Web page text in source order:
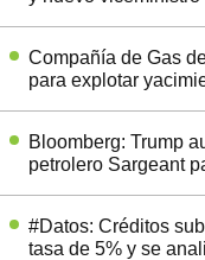
Compañía de Gas
para explotar
Bloomberg: Trump
petrolero Sargeant
#Datos: Créditos
tasa de 5% y se